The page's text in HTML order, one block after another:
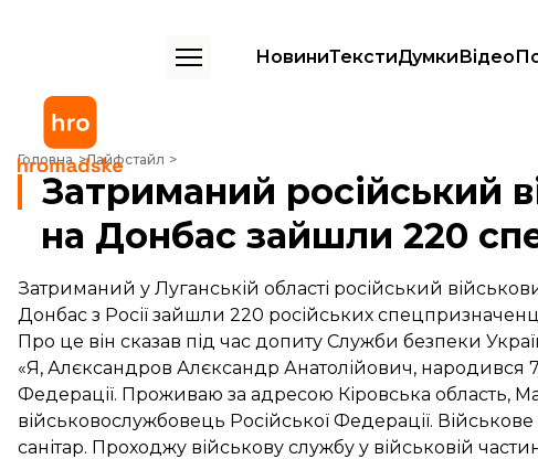
НовиниТекстиДумкиВідео
Головна Лайфстайл
Затриманий російський військовий заявляє, що на Донбас зайшли 220
Затриманий російський
на Донбас зайшли 220
Затриманий у Луганській області російський
Донбас з Росії зайшли 220 російських
Про це він сказав під час допиту Служби безпеки
«Я, Алєксандров Алєксандр Анатолійович, народився
Федерації. Проживаю за адресою Кіровська область,
військовослужбовець Російської Федерації.
санітар. Проходжу військову службу у військовій